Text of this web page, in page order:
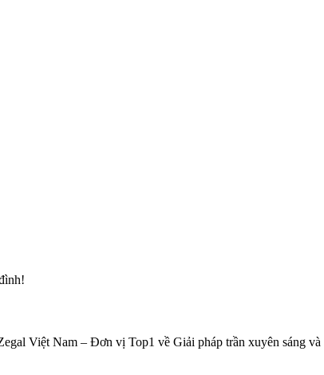
Việt Nam – Đơn vị Top1 về Giải pháp trần xuyên sáng